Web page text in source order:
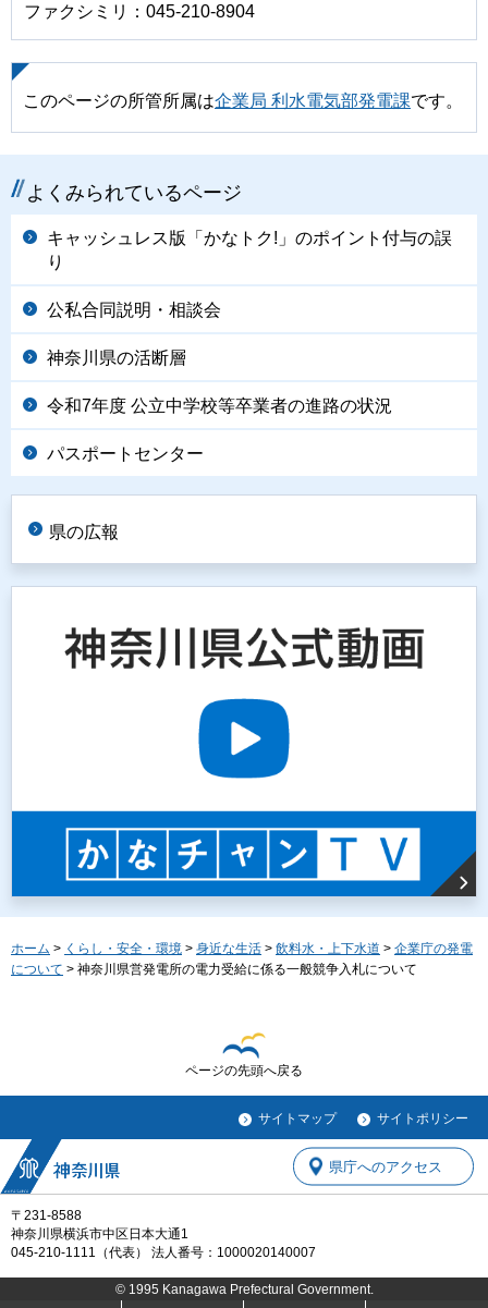
ファクシミリ：045-210-8904
このページの所管所属は企業局 利水電気部発電課です。
よくみられているページ
キャッシュレス版「かなトク!」のポイント付与の誤
り
公私合同説明・相談会
神奈川県の活断層
令和7年度 公立中学校等卒業者の進路の状況
パスポートセンター
県の広報
ホーム > くらし・安全・環境 > 身近な生活 > 飲料水・上下水道 > 企業庁の発電
について > 神奈川県営発電所の電力受給に係る一般競争入札について
ページの先頭へ戻る
サイトマップ サイトポリシー
〒231-8588
神奈川県横浜市中区日本大通1
045-210-1111（代表） 法人番号：1000020140007
県庁へのアクセス
© 1995 Kanagawa Prefectural Government.